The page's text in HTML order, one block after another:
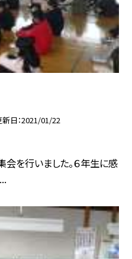
新日 2021/01/22
を行いました。６年生に感